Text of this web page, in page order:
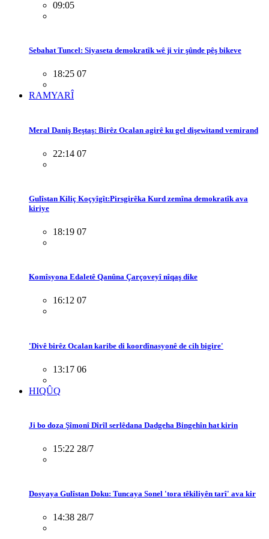
09:05
Sebahat Tuncel: Siyaseta demokratîk wê ji vir şûnde pêş bikeve
18:25 07
RAMYARÎ
Meral Daniş Beştaş: Birêz Ocalan agirê ku gel dişewitand vemirand
22:14 07
Gulîstan Kiliç Koçyîgît:Pirsgirêka Kurd zemîna demokratîk ava
kiriye
18:19 07
Komîsyona Edaletê Qanûna Çarçoveyî nîqaş dike
16:12 07
'Divê birêz Ocalan karibe di koordînasyonê de cih bigire'
13:17 06
HIQÛQ
Ji bo doza Şîmonî Dîrîl serlêdana Dadgeha Bingehîn hat kirin
15:22 28/7
Dosyaya Gulîstan Doku: Tuncaya Sonel 'tora têkiliyên tarî' ava kir
14:38 28/7